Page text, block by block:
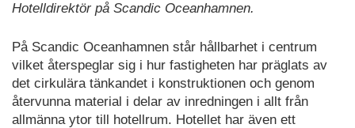
Hotelldirektör på Scandic Oceanhamnen.
På Scandic Oceanhamnen står hållbarhet i centrum
vilket återspeglar sig i hur fastigheten har präglats av
det cirkulära tänkandet i konstruktionen och genom
återvunna material i delar av inredningen i allt från
allmänna ytor till hotellrum. Hotellet har även ett